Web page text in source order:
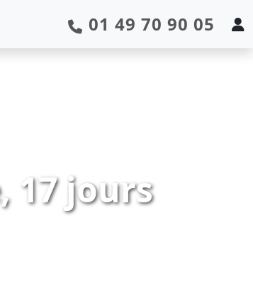
01 49 70 90 05
17 jours